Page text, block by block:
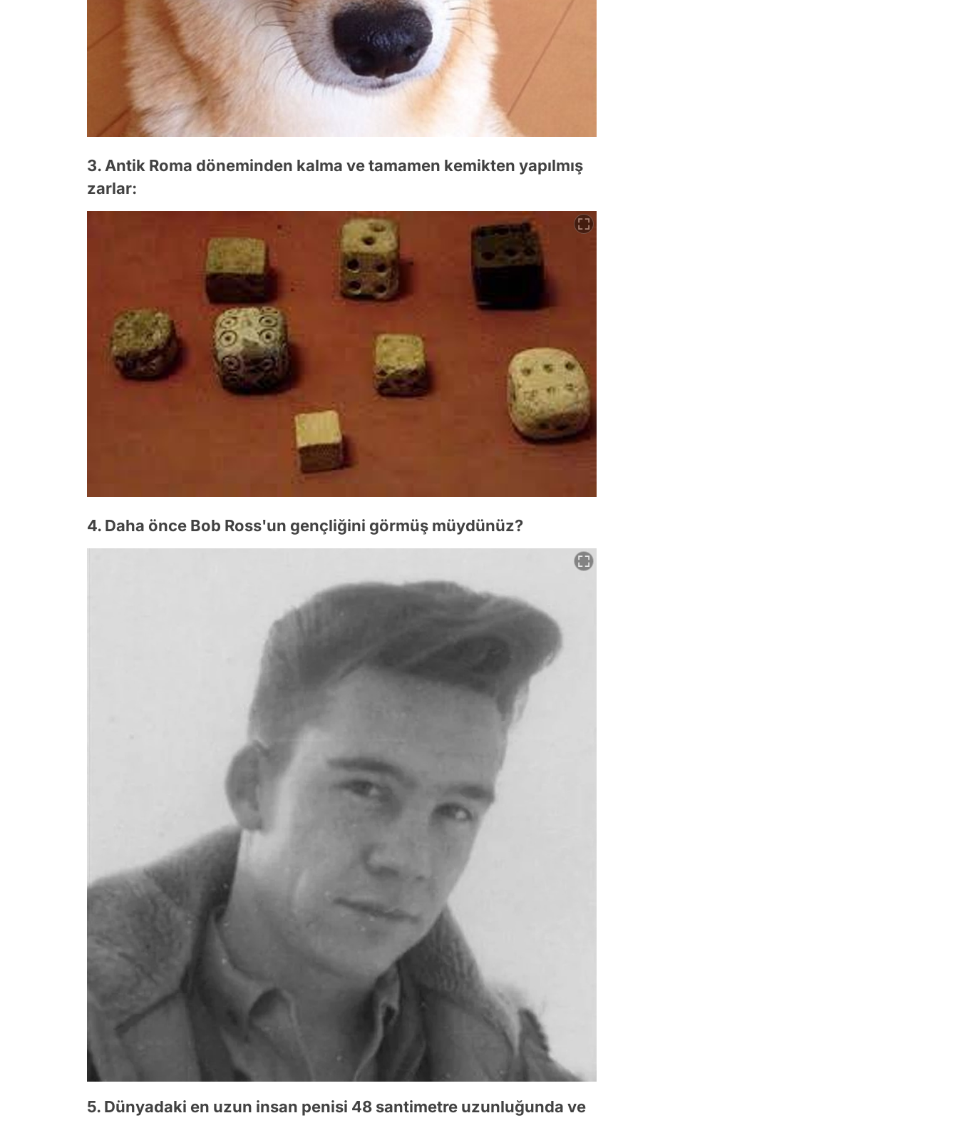
3. Antik Roma döneminden kalma ve tamamen kemikten yapılmış
zarlar:
4. Daha önce Bob Ross'un gençliğini görmüş müydünüz?
5. Dünyadaki en uzun insan penisi 48 santimetre uzunluğunda ve